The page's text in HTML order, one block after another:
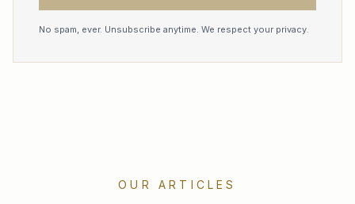
No spam, ever. Unsubscribe anytime. We respect your privacy.
OUR ARTICLES